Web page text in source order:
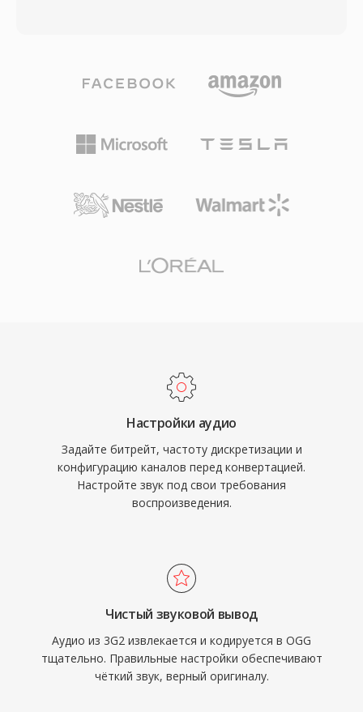
поддерживает несколько дорожек, текст с
привязкой ко времени для субтитров и
преимущество — практически
телефонами середины 2000-х,
гарантирующая надёжное воспроизведение
Хотя более новые форматы, такие как MP4,
неизменно показывают, что Vorbis
сопоставимое с MP3 или превосходящее
его, особенно в диапазоне 96-192 кбит/с.
дискретизации от 8 кГц до 192 кГц и от 1 до
Выдающееся преимущество — полное
Spotify годами использовал Vorbis как
основной стриминговый кодек именно по
этой причине. Формат также более изящно
справляется с деградацией качества на
низких битрейтах, чем многие конкуренты,
поэтому он остаётся популярным в
место. VLC, Firefox, Chrome и Android
обеспечивают нативное декодирование
Настройки аудио
Задайте битрейт, частоту дискретизации и
конфигурацию каналов перед конвертацией.
Настройте звук под свои требования
воспроизведения.
Чистый звуковой вывод
Аудио из 3G2 извлекается и кодируется в OGG
тщательно. Правильные настройки обеспечивают
чёткий звук, верный оригиналу.